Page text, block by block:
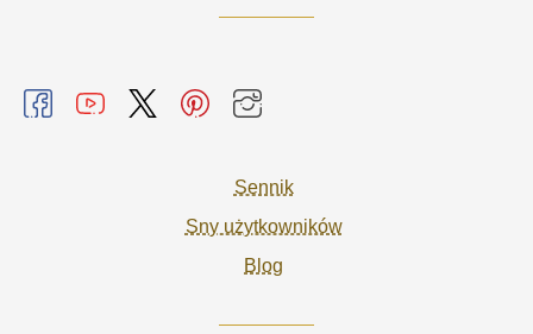
Sennik
Sny użytkowników
Blog